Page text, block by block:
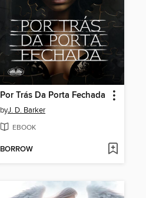
Por Trás Da Porta Fechada
byJ. D. Barker
EBOOK
BORROW